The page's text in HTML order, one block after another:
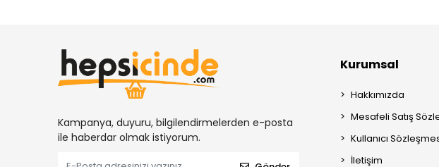
Kampanya, duyuru, bilgilendirmelerden e-posta
ile haberdar olmak istiyorum.
Kurumsal
Hakkımızda
Mesafeli Satış
Kullanıcı
İletişim